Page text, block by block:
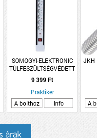
SOMOGYI-ELEKTRONIC
TÚLFESZÜLTSÉGVÉDETT
HÁLÓZATI ELOSZTÓ 6-S
9 399 Ft
Praktiker
A bolthoz
Info
JKH
A
árak